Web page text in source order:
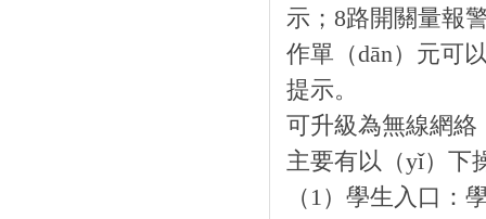
示；8路開關量報
作單（dān）元可
提示。
可升級為無線網絡
主要有以（yǐ）下
（1）學生入口：